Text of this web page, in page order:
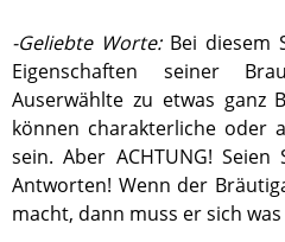
-Geliebte Worte: Bei diesem
Eigenschaften seiner
Auserwählte zu etwas ganz
können charakterliche oder
sein. Aber ACHTUNG!
Antworten! Wenn der
macht, dann muss er sich